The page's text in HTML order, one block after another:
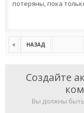
потеряны, пока
НАЗАД
Создайте
Вы должны